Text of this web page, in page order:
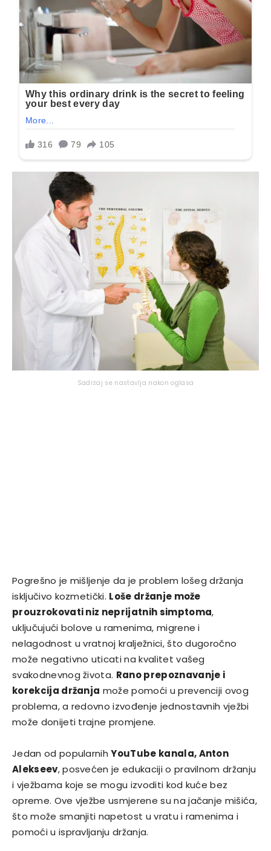
Sadržaj se nastavlja nakon oglasa
Pogrešno je mišljenje da je problem lošeg držanja
isključivo kozmetički. Loše držanje može
prouzrokovati niz neprijatnih simptoma,
uključujući bolove u ramenima, migrene i
nelagodnost u vratnoj kralježnici, što dugoročno
može negativno uticati na kvalitet vašeg
svakodnevnog života. Rano prepoznavanje i
korekcija držanja može pomoći u prevenciji ovog
problema, a redovno izvođenje jednostavnih vježbi
može donijeti trajne promjene.
Jedan od popularnihYouTube kanala, Anton
Alekseev, posvećen je edukaciji o pravilnom držanju
i vježbama koje se mogu izvoditi kod kuće bez
opreme. Ove vježbe usmjerene su na jačanje mišića,
što može smanjiti napetost u vratu i ramenima i
pomoći u ispravljanju držanja.